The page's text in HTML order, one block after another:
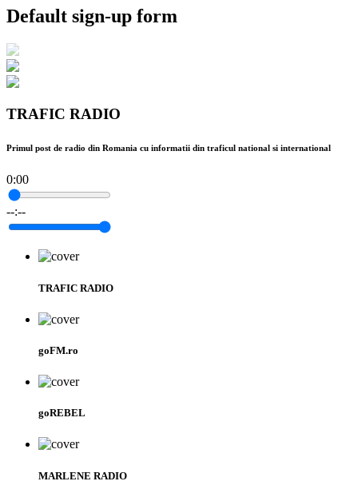
Default sign-up form
TRAFIC RADIO
Primul post de radio din Romania cu informatii din traficul national si international
0:00
--:--
TRAFIC RADIO
goFM.ro
goREBEL
MARLENE RADIO